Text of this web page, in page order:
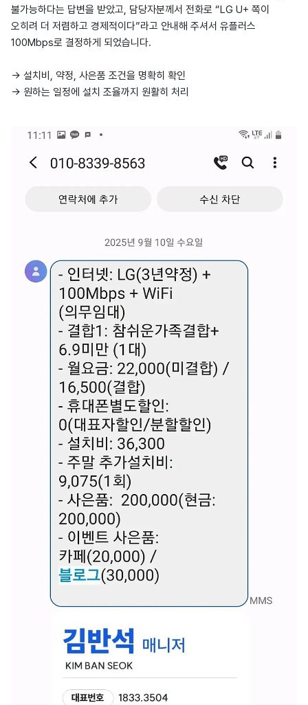
불가능하다는 답변을 받았고, 담당자분께서 전화로 “LG U+ 쪽이
오히려 더 저렴하고 경제적이다”라고 안내해 주셔서 유플러스
100Mbps로 결정하게 되었습니다.
→ 설치비, 약정, 사은품 조건을 명확히 확인
→ 원하는 일정에 설치 조율까지 원활히 처리